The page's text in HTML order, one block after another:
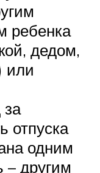
ребенка
дедом,
или
отпуска
одним
– другим